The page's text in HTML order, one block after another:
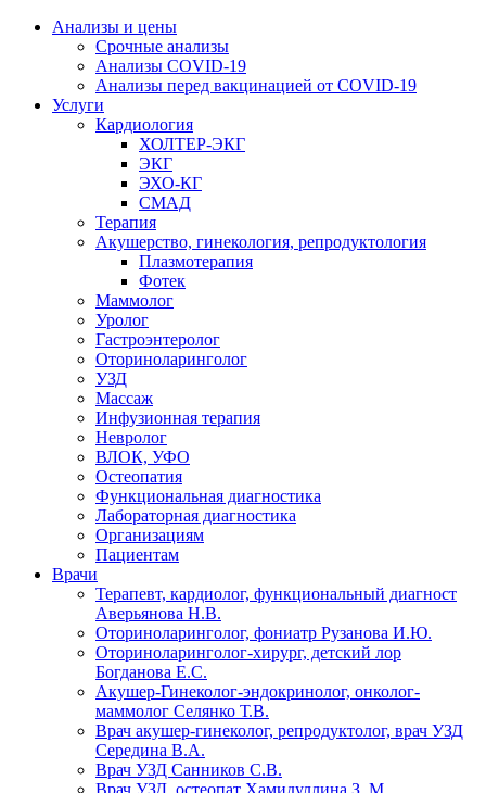
Анализы и цены
Срочные анализы
Анализы COVID-19
Анализы перед вакцинацией от COVID-19
Услуги
Кардиология
ХОЛТЕР-ЭКГ
ЭКГ
ЭХО-КГ
СМАД
Терапия
Акушерство, гинекология, репродуктология
Плазмотерапия
Фотек
Маммолог
Уролог
Гастроэнтеролог
Оториноларинголог
УЗД
Массаж
Инфузионная терапия
Невролог
ВЛОК, УФО
Остеопатия
Функциональная диагностика
Лабораторная диагностика
Организациям
Пациентам
Врачи
Терапевт, кардиолог, функциональный диагност
Аверьянова Н.В.
Оториноларинголог, фониатр Рузанова И.Ю.
Оториноларинголог-хирург, детский лор
Богданова Е.С.
Акушер-Гинеколог-эндокринолог, онколог-
маммолог Селянко Т.В.
Врач акушер-гинеколог, репродуктолог, врач УЗД
Середина В.А.
Врач УЗД Санников С.В.
Врач УЗД, остеопат Хамидуллина З. М.